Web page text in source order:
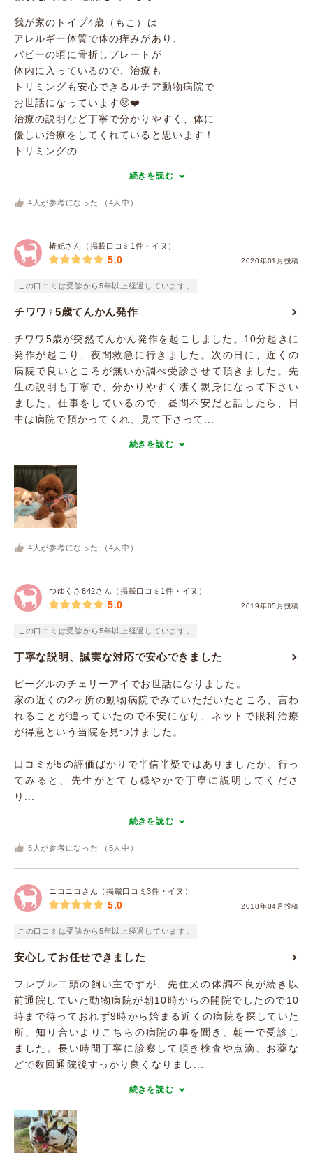
我が家のトイプ4歳（もこ）は
アレルギー体質で体の痒みがあり、
パピーの頃に骨折しプレートが
体内に入っているので、治療も
トリミングも安心できるルチア動物病院で
お世話になっています🥺❤️
治療の説明など丁寧で分かりやすく、体に
優しい治療をしてくれていると思います！
トリミングの...
続きを読む
4 人が参考になった （ 4 人中）
椿妃さん（掲載口コミ1件・イヌ）
2020年01月投稿
5.0
この口コミは受診から5年以上経過しています。
チワワ♀5歳てんかん発作
チワワ5歳が突然てんかん発作を起こしました。10分起きに
発作が起こり、夜間救急に行きました。次の日に、近くの
病院で良いところが無いか調べ受診させて頂きました。先
生の説明も丁寧で、分かりやすく凄く親身になって下さい
ました。仕事をしているので、昼間不安だと話したら、日
中は病院で預かってくれ、見て下さって...
続きを読む
4 人が参考になった （ 4 人中）
つゆくさ842さん（掲載口コミ1件・イヌ）
2019年05月投稿
5.0
この口コミは受診から5年以上経過しています。
丁寧な説明、誠実な対応で安心できました
ビーグルのチェリーアイでお世話になりました。
家の近くの2ヶ所の動物病院でみていただいたところ、言わ
れることが違っていたので不安になり、ネットで眼科治療
が得意という当院を見つけました。
口コミが5の評価ばかりで半信半疑ではありましたが、行っ
てみると、先生がとても穏やかで丁寧に説明してくださ
り...
続きを読む
5 人が参考になった （ 5 人中）
ニコニコさん（掲載口コミ3件・イヌ）
2018年04月投稿
5.0
この口コミは受診から5年以上経過しています。
安心してお任せできました
フレブル二頭の飼い主ですが、先住犬の体調不良が続き以
前通院していた動物病院が朝10時からの開院でしたので10
時まで待っておれず9時から始まる近くの病院を探していた
所、知り合いよりこちらの病院の事を聞き、朝一で受診し
ました。長い時間丁寧に診察して頂き検査や点滴、お薬な
どで数回通院後すっかり良くなりまし...
続きを読む